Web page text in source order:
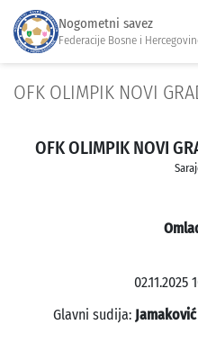
Nogometni savez
Federacije Bosne i
OFK OLIMPIK NOVI
OFK OLIMPIK NOVI
Glavni sudija: